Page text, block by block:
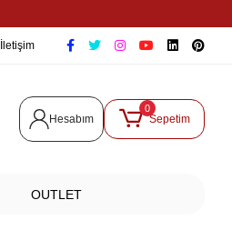
İletişim
Hesabım
0
Sepetim
OUTLET